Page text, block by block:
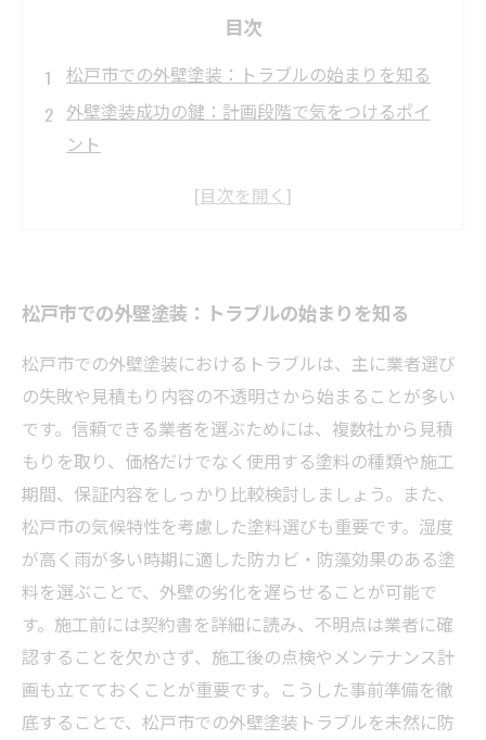
目次
松戸市での外壁塗装：トラブルの始まりを知る
外壁塗装成功の鍵：計画段階で気をつけるポイ
ント
松戸市の気候に適した外壁塗装のメンテナンス
方法とは
安心して住み続けるための松戸市外壁塗装トラ
ブル防止術
松戸市での外壁塗装：トラブルの始まりを知る
松戸市での外壁塗装におけるトラブルは、主に業者選び
の失敗や見積もり内容の不透明さから始まることが多い
です。信頼できる業者を選ぶためには、複数社から見積
もりを取り、価格だけでなく使用する塗料の種類や施工
期間、保証内容をしっかり比較検討しましょう。また、
松戸市の気候特性を考慮した塗料選びも重要です。湿度
が高く雨が多い時期に適した防カビ・防藻効果のある塗
料を選ぶことで、外壁の劣化を遅らせることが可能で
す。施工前には契約書を詳細に読み、不明点は業者に確
認することを欠かさず、施工後の点検やメンテナンス計
画も立てておくことが重要です。こうした事前準備を徹
底することで、松戸市での外壁塗装トラブルを未然に防